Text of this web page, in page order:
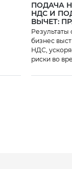
ПОДАЧА
НДС И
ВЫЧЕТ:
бизнес
НДС,
риски во